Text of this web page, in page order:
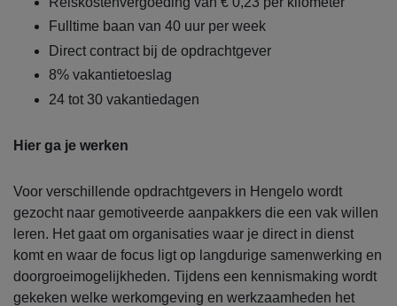
Fulltime baan van 40 uur per week
Direct contract bij de opdrachtgever
8% vakantietoeslag
24 tot 30 vakantiedagen
Hier ga je werken
Voor verschillende opdrachtgevers in Hengelo wordt
gezocht naar gemotiveerde aanpakkers die een vak willen
leren. Het gaat om organisaties waar je direct in dienst
komt en waar de focus ligt op langdurige samenwerking en
doorgroeimogelijkheden. Tijdens een kennismaking wordt
gekeken welke werkomgeving en werkzaamheden het